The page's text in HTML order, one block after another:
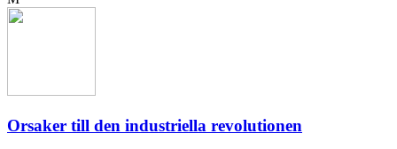
Orsaker till den industriella revolutionen